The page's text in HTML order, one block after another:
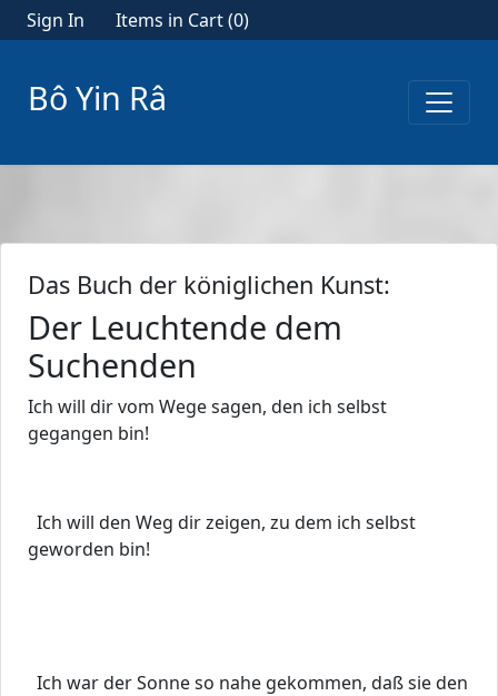
Sign In Items in Cart (0)
Bô Yin Râ
Das Buch der königlichen Kunst:
Der Leuchtende dem
Suchenden
Ich will dir vom Wege sagen, den ich selbst
gegangen bin!
Ich will den Weg dir zeigen, zu dem ich selbst
geworden bin!
Ich war der Sonne so nahe gekommen, daß sie den